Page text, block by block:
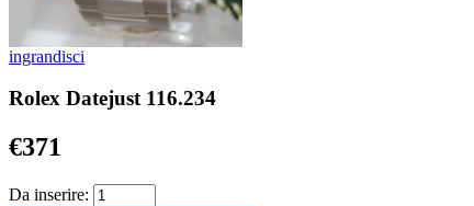
ingrandisci
Rolex Datejust 116.234
€371
Da inserire: